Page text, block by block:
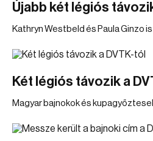
Újabb két légiós
Kathryn Westbeld és Paula Ginzo
Két légiós távozik a
Magyar bajnokok és